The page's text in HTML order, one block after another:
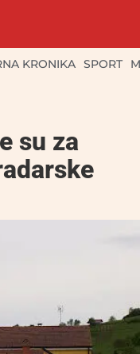
KRONIKA SPORT
su za